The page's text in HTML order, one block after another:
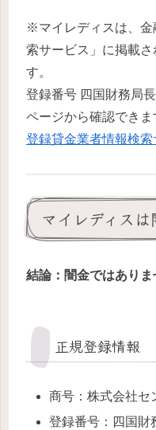
※マイレディスは、金
索サービス」に掲載
す。
登録番号 四国財務局
ページから確認できま
登録貸金業者情報検索
マイレディス
結論：闇金ではありま
正規登録情報
商号：株式会社セ
登録番号：四国財